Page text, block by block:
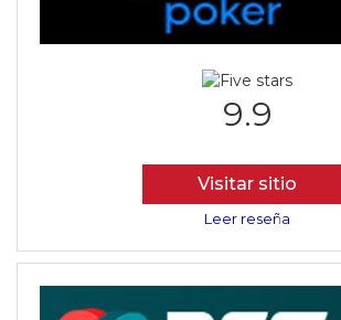
9.9
Visitar sitio
Leer reseña